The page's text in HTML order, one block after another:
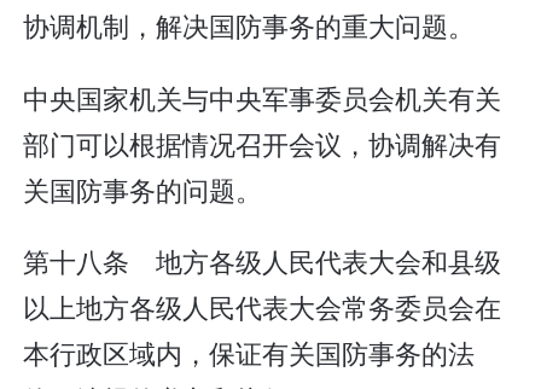
协调机制，解决国防事务的重大问题。
中央国家机关与中央军事委员会机关有关
部门可以根据情况召开会议，协调解决有
关国防事务的问题。
第十八条 地方各级人民代表大会和县级
以上地方各级人民代表大会常务委员会在
本行政区域内，保证有关国防事务的法